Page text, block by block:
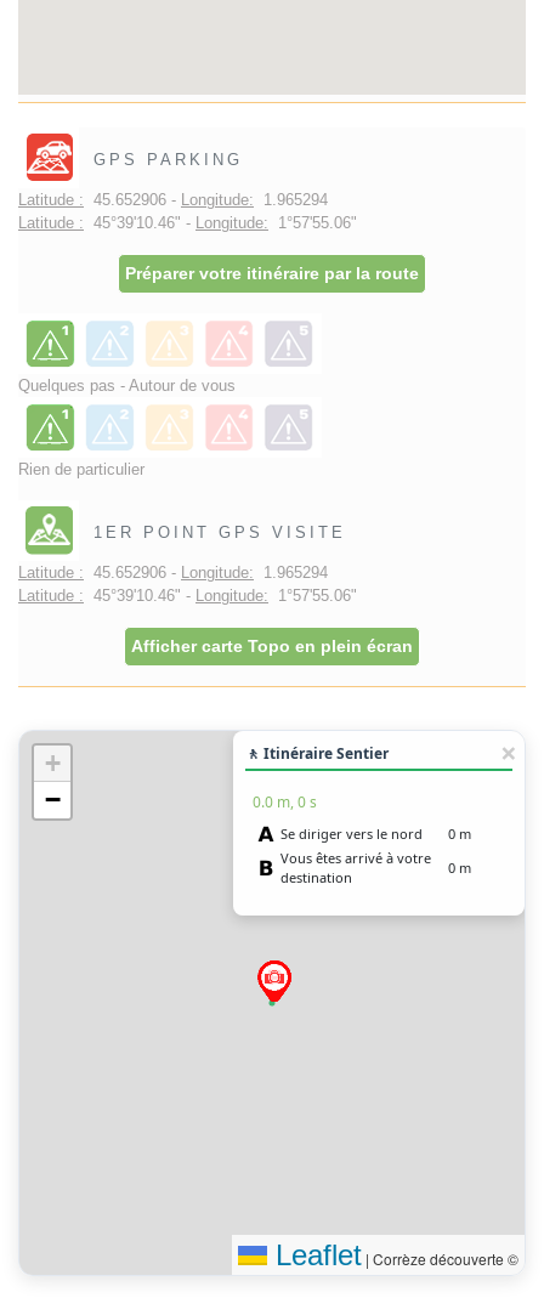
GPS PARKING
Latitude : 45.652906 - Longitude: 1.965294
Latitude : 45°39'10.46" - Longitude: 1°57'55.06"
Préparer votre itinéraire par la route
Quelques pas - Autour de vous
Rien de particulier
1ER POINT GPS VISITE
Latitude : 45.652906 - Longitude: 1.965294
Latitude : 45°39'10.46" - Longitude: 1°57'55.06"
Afficher carte Topo en plein écran
+
−
🚶 Itinéraire Sentier
0.0 m, 0 s
Se diriger vers le nord
0 m
Vous êtes arrivé à votre
destination
0 m
Leaflet | Corrèze découverte ©